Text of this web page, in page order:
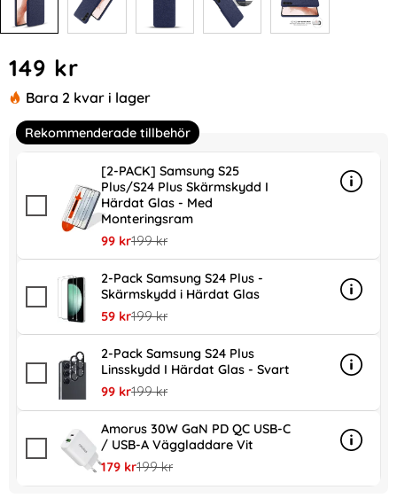
pris
149 kr
Bara 2 kvar i lager
Rekommenderade tillbehör
[2-PACK] Samsung S25
Plus/S24 Plus Skärmskydd I
Härdat Glas - Med
Monteringsram
rea pris
99 krtidigare pris
199 kr
Info
mer
2-Pack Samsung S24 Plus -
Skärmskydd i Härdat Glas
rea pris
59 krtidigare pris
199 kr
Info
mer
2-Pack Samsung S24 Plus
Linsskydd I Härdat Glas - Svart
rea pris
99 krtidigare pris
199 kr
Info
mer
Amorus 30W GaN PD QC USB-C
/ USB-A Väggladdare Vit
rea pris
179 krtidigare pris
199 kr
Info
mer